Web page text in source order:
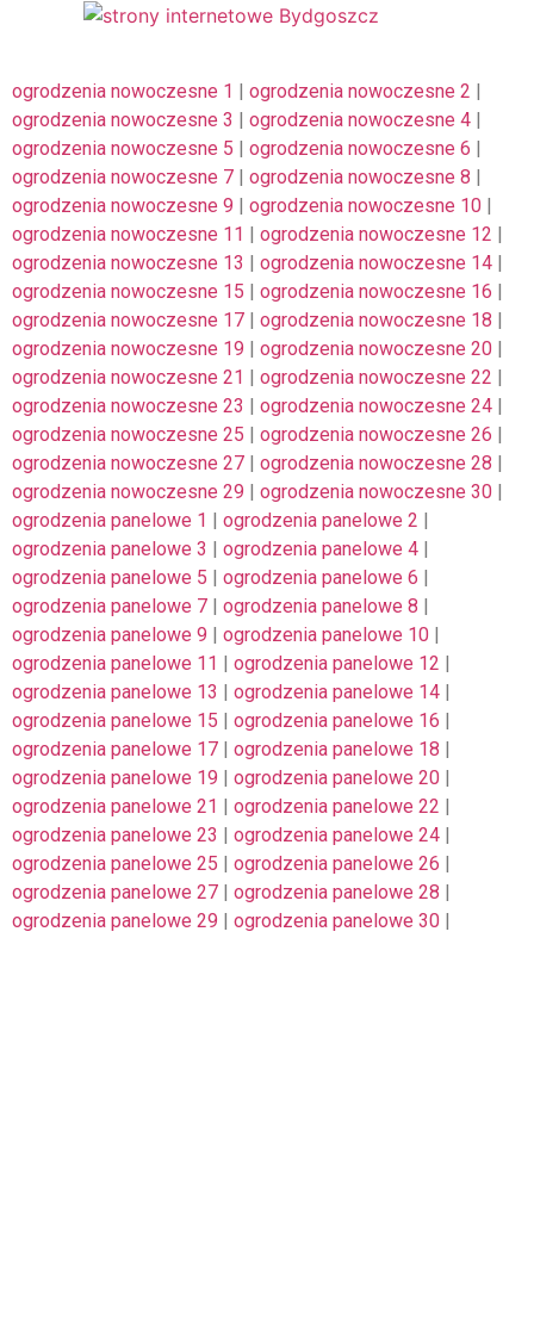
ogrodzenia nowoczesne 1 | ogrodzenia nowoczesne 2 |
ogrodzenia nowoczesne 3 | ogrodzenia nowoczesne 4 |
ogrodzenia nowoczesne 5 | ogrodzenia nowoczesne 6 |
ogrodzenia nowoczesne 7 | ogrodzenia nowoczesne 8 |
ogrodzenia nowoczesne 9 | ogrodzenia nowoczesne 10 |
ogrodzenia nowoczesne 11 | ogrodzenia nowoczesne 12 |
ogrodzenia nowoczesne 13 | ogrodzenia nowoczesne 14 |
ogrodzenia nowoczesne 15 | ogrodzenia nowoczesne 16 |
ogrodzenia nowoczesne 17 | ogrodzenia nowoczesne 18 |
ogrodzenia nowoczesne 19 | ogrodzenia nowoczesne 20 |
ogrodzenia nowoczesne 21 | ogrodzenia nowoczesne 22 |
ogrodzenia nowoczesne 23 | ogrodzenia nowoczesne 24 |
ogrodzenia nowoczesne 25 | ogrodzenia nowoczesne 26 |
ogrodzenia nowoczesne 27 | ogrodzenia nowoczesne 28 |
ogrodzenia nowoczesne 29 | ogrodzenia nowoczesne 30 |
ogrodzenia panelowe 1 | ogrodzenia panelowe 2 |
ogrodzenia panelowe 3 | ogrodzenia panelowe 4 |
ogrodzenia panelowe 5 | ogrodzenia panelowe 6 |
ogrodzenia panelowe 7 | ogrodzenia panelowe 8 |
ogrodzenia panelowe 9 | ogrodzenia panelowe 10 |
ogrodzenia panelowe 11 | ogrodzenia panelowe 12 |
ogrodzenia panelowe 13 | ogrodzenia panelowe 14 |
ogrodzenia panelowe 15 | ogrodzenia panelowe 16 |
ogrodzenia panelowe 17 | ogrodzenia panelowe 18 |
ogrodzenia panelowe 19 | ogrodzenia panelowe 20 |
ogrodzenia panelowe 21 | ogrodzenia panelowe 22 |
ogrodzenia panelowe 23 | ogrodzenia panelowe 24 |
ogrodzenia panelowe 25 | ogrodzenia panelowe 26 |
ogrodzenia panelowe 27 | ogrodzenia panelowe 28 |
ogrodzenia panelowe 29 | ogrodzenia panelowe 30 |